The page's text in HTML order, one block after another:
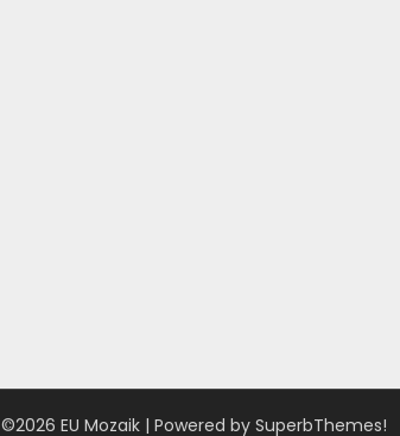
©2026 EU Mozaik | Powered by SuperbThemes!